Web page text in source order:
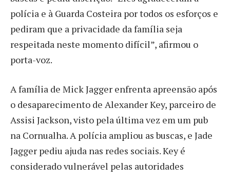
polícia e à Guarda Costeira por todos os esforços e
pediram que a privacidade da família seja
respeitada neste momento difícil”, afirmou o
porta-voz.
A família de Mick Jagger enfrenta apreensão após
o desaparecimento de Alexander Key, parceiro de
Assisi Jackson, visto pela última vez em um pub
na Cornualha. A polícia ampliou as buscas, e Jade
Jagger pediu ajuda nas redes sociais. Key é
considerado vulnerável pelas autoridades